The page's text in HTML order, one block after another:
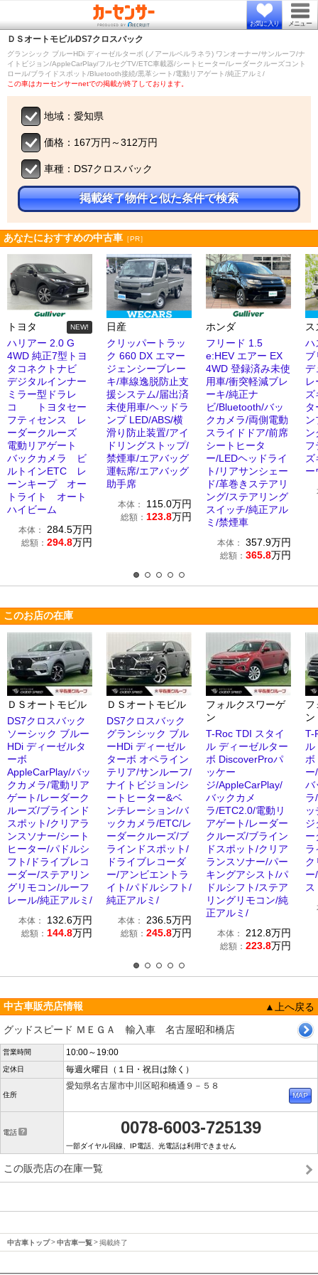
お気に入り メニュー
ＤＳオートモビルDS7クロスバック
グランシック ブルーHDi ディーゼルターボ (ノアールペルラネラ) ワンオーナー/サンルーフ/ナ
イトビジョン/AppleCarPlay/フルセグTV/ETC車載器/シートヒーター/レーダークルーズコント
ロール/ブライドスポット/Bluetooth接続/黒革シート/電動リアゲート/純正アルミ/
この車はカーセンサーnetでの掲載が終了しております。
地域：愛知県
価格：167万円～312万円
車種：DS7クロスバック
掲載終了物件と似た条件で検索
あなたにおすすめの中古車 ［PR］
トヨタ NEW!
ハリアー 2.0 G
4WD 純正7型トヨ
タコネクトナビ
デジタルインナー
ミラー型ドラレ
コ トヨタセー
フティセンス レ
ーダークルーズ
電動リアゲート
バックカメラ ビ
ルトインETC レ
ーンキープ オー
トライト オート
ハイビーム
本体： 284.5万円
総額： 294.8万円
日産
クリッパートラッ
ク 660 DX エマー
ジェンシーブレー
キ/車線逸脱防止支
援システム/届出済
未使用車/ヘッドラ
ンプ LED/ABS/横
滑り防止装置/アイ
ドリングストップ/
禁煙車/エアバッグ
運転席/エアバッグ
助手席
本体： 115.0万円
総額： 123.8万円
ホンダ
フリード 1.5
e:HEV エアー EX
4WD 登録済み未使
用車/衝突軽減ブレ
ーキ/純正ナ
ビ/Bluetooth/バッ
クカメラ/両側電動
スライドドア/前席
シートヒータ
ー/LEDヘッドライ
ト/リアサンシェー
ド/革巻きステアリ
ング/ステアリング
スイッチ/純正アル
ミ/禁煙車
本体： 357.9万円
総額： 365.8万円
ス
ハ
ブ
デ
フ
ー
このお店の在庫
ＤＳオートモビル
DS7クロスバック
ソーシック ブルー
HDi ディーゼルタ
ーボ
AppleCarPlay/バッ
クカメラ/電動リア
ゲート/レーダーク
ルーズ/ブラインド
スポット/クリアラ
ンスソナー/シート
ヒーター/パドルシ
フト/ドライブレコ
ーダー/ステアリン
グリモコン/ルーフ
レール/純正アルミ/
本体： 132.6万円
総額： 144.8万円
ＤＳオートモビル
DS7クロスバック
グランシック ブル
ーHDi ディーゼル
ターボ オペライン
テリア/サンルーフ/
ナイトビジョン/シ
ートヒーター&ベ
ンチレーション/バ
ックカメラ/ETC/レ
ーダークルーズ/ブ
ラインドスポット/
ドライブレコーダ
ー/アンビエントラ
イト/パドルシフト/
純正アルミ/
本体： 236.5万円
総額： 245.8万円
フォルクスワーゲ
ン
T-Roc TDI スタイ
ル ディーゼルター
ボ DiscoverProパ
ッケー
ジ/AppleCarPlay/
バックカメ
ラ/ETC2.0/電動リ
アゲート/レーダー
クルーズ/ブライン
ドスポット/クリア
ランスソナー/パー
キングアシスト/パ
ドルシフト/ステア
リングリモコン/純
正アルミ/
本体： 212.8万円
総額： 223.8万円
フ
ン
T-
ボ
ー
バ
ラ
ジ
ー
ラ
ク
ー
中古車販売店情報
▲上へ戻る
グッドスピード ＭＥＧＡ 輸入車 名古屋昭和橋店
営業時間 10:00～19:00
定休日 毎週火曜日（１日・祝日は除く）
住所
愛知県名古屋市中川区昭和橋通９－５８
電話 0078-6003-725139
一部ダイヤル回線、IP電話、光電話は利用できません
この販売店の在庫一覧
中古車トップ 中古車一覧 掲載終了